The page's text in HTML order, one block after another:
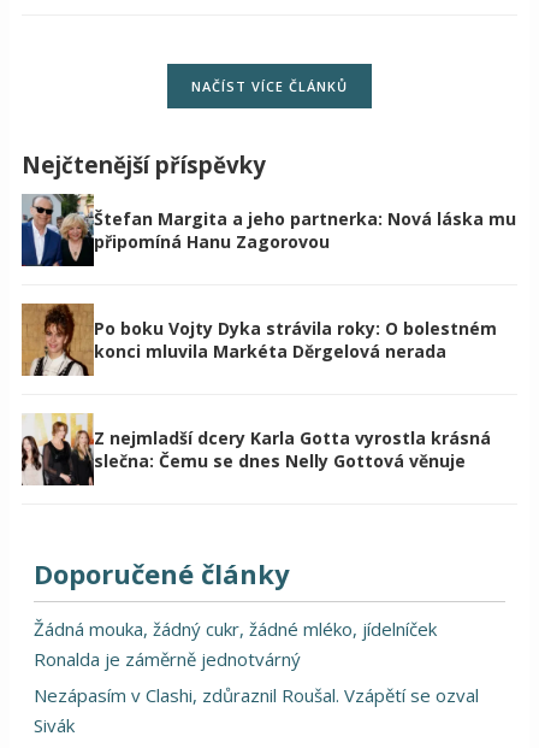
NAČÍST VÍCE ČLÁNKŮ
Nejčtenější příspěvky
Štefan Margita a jeho partnerka: Nová láska mu
připomíná Hanu Zagorovou
Po boku Vojty Dyka strávila roky: O bolestném
konci mluvila Markéta Děrgelová nerada
Z nejmladší dcery Karla Gotta vyrostla krásná
slečna: Čemu se dnes Nelly Gottová věnuje
Doporučené články
Žádná mouka, žádný cukr, žádné mléko, jídelníček
Ronalda je záměrně jednotvárný
Nezápasím v Clashi, zdůraznil Roušal. Vzápětí se ozval
Sivák